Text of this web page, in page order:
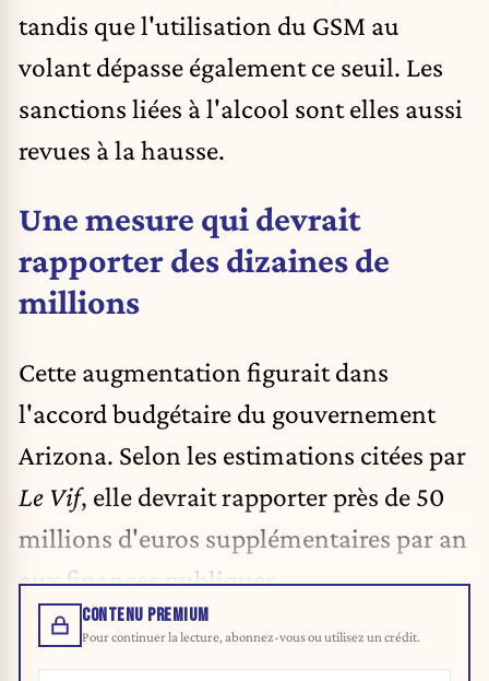
tandis que l'utilisation du GSM au
volant dépasse également ce seuil. Les
sanctions liées à l'alcool sont elles aussi
revues à la hausse.
Une mesure qui devrait
rapporter des dizaines de
millions
Cette augmentation figurait dans
l'accord budgétaire du gouvernement
Arizona. Selon les estimations citées par
Le Vif, elle devrait rapporter près de 50
millions d'euros supplémentaires par an
aux finances publiques.
CONTENU PREMIUM
Pour continuer la lecture, abonnez-vous ou utilisez un crédit.